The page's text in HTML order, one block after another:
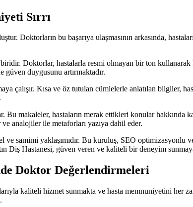
Sırrı
Doktorların bu başarıya ulaşmasının arkasında,
Doktorlar, hastalarla resmi olmayan bir ton kullanarak
güven duygusunu artırmaktadır.
çalışır. Kısa ve öz tutulan cümlelerle anlatılan bilgiler,
makaleler, hastaların merak ettikleri konular hakkında
analojiler ile metaforları yazıya dahil eder.
ve samimi yaklaşımıdır. Bu kuruluş, SEO
Diş Hastanesi, güven veren ve kaliteli bir deneyim
Doktor Değerlendirmeleri
kaliteli hizmet sunmakta ve hasta memnuniyetini her